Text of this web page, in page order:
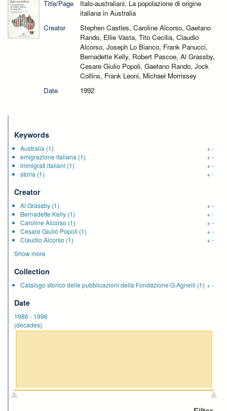
Title/Page
Italo-australiani. La popolazione di origine
italiana in Australia
Creator
Stephen Castles, Caroline Alcorso, Gaetano
Rando, Ellie Vasta, Tito Cecilia, Claudio
Alcorso, Joseph Lo Bianco, Frank Panucci,
Bernadette Kelly, Robert Pascoe, Al Grassby,
Cesare Giulio Popoli, Gaetano Rando, Jock
Collins, Frank Leoni, Michael Morrissey
Date
1992
Keywords
Australia (1) +-
emigrazione italiana (1) +-
immigrati italiani (1) +-
storia (1) +-
Creator
Al Grassby (1) +-
Bernadette Kelly (1) +-
Caroline Alcorso (1) +-
Cesare Giulio Popoli (1) +-
Claudio Alcorso (1) +-
Show more
Collection
Catalogo storico delle pubblicazioni della Fondazione G.Agnelli (1) +-
Date
1986 - 1996
(decades)